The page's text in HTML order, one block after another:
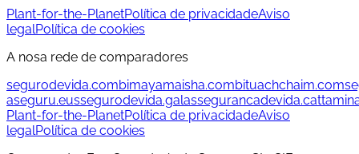
Plant-for-the-PlanetPolítica de privacidadeAviso
legalPolítica de cookies
A nosa rede de comparadores
segurodevida.combimayamaisha.combituachchaim.com
aseguru.eussegurodevida.galassegurancadevida.cat
Plant-for-the-PlanetPolítica de privacidadeAviso
legalPolítica de cookies